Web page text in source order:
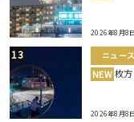
2026年8月8日
ニュース
NEW 枚
2026年8月8日